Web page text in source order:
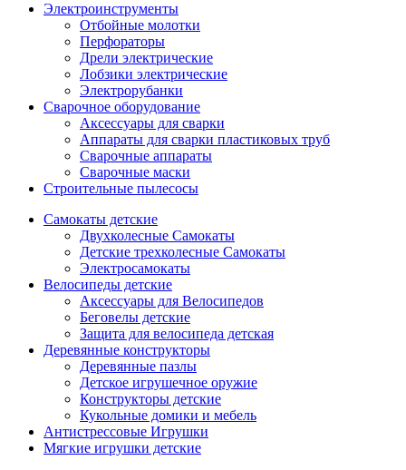
Электроинструменты
Отбойные молотки
Перфораторы
Дрели электрические
Лобзики электрические
Электрорубанки
Сварочное оборудование
Аксессуары для сварки
Аппараты для сварки пластиковых труб
Сварочные аппараты
Сварочные маски
Строительные пылесосы
Самокаты детские
Двухколесные Cамокаты
Детские трехколесные Самокаты
Электросамокаты
Велосипеды детские
Аксессуары для Велосипедов
Беговелы детские
Защита для велосипеда детская
Деревянные конструкторы
Деревянные пазлы
Детское игрушечное оружие
Конструкторы детские
Кукольные домики и мебель
Антистрессовые Игрушки
Мягкие игрушки детские